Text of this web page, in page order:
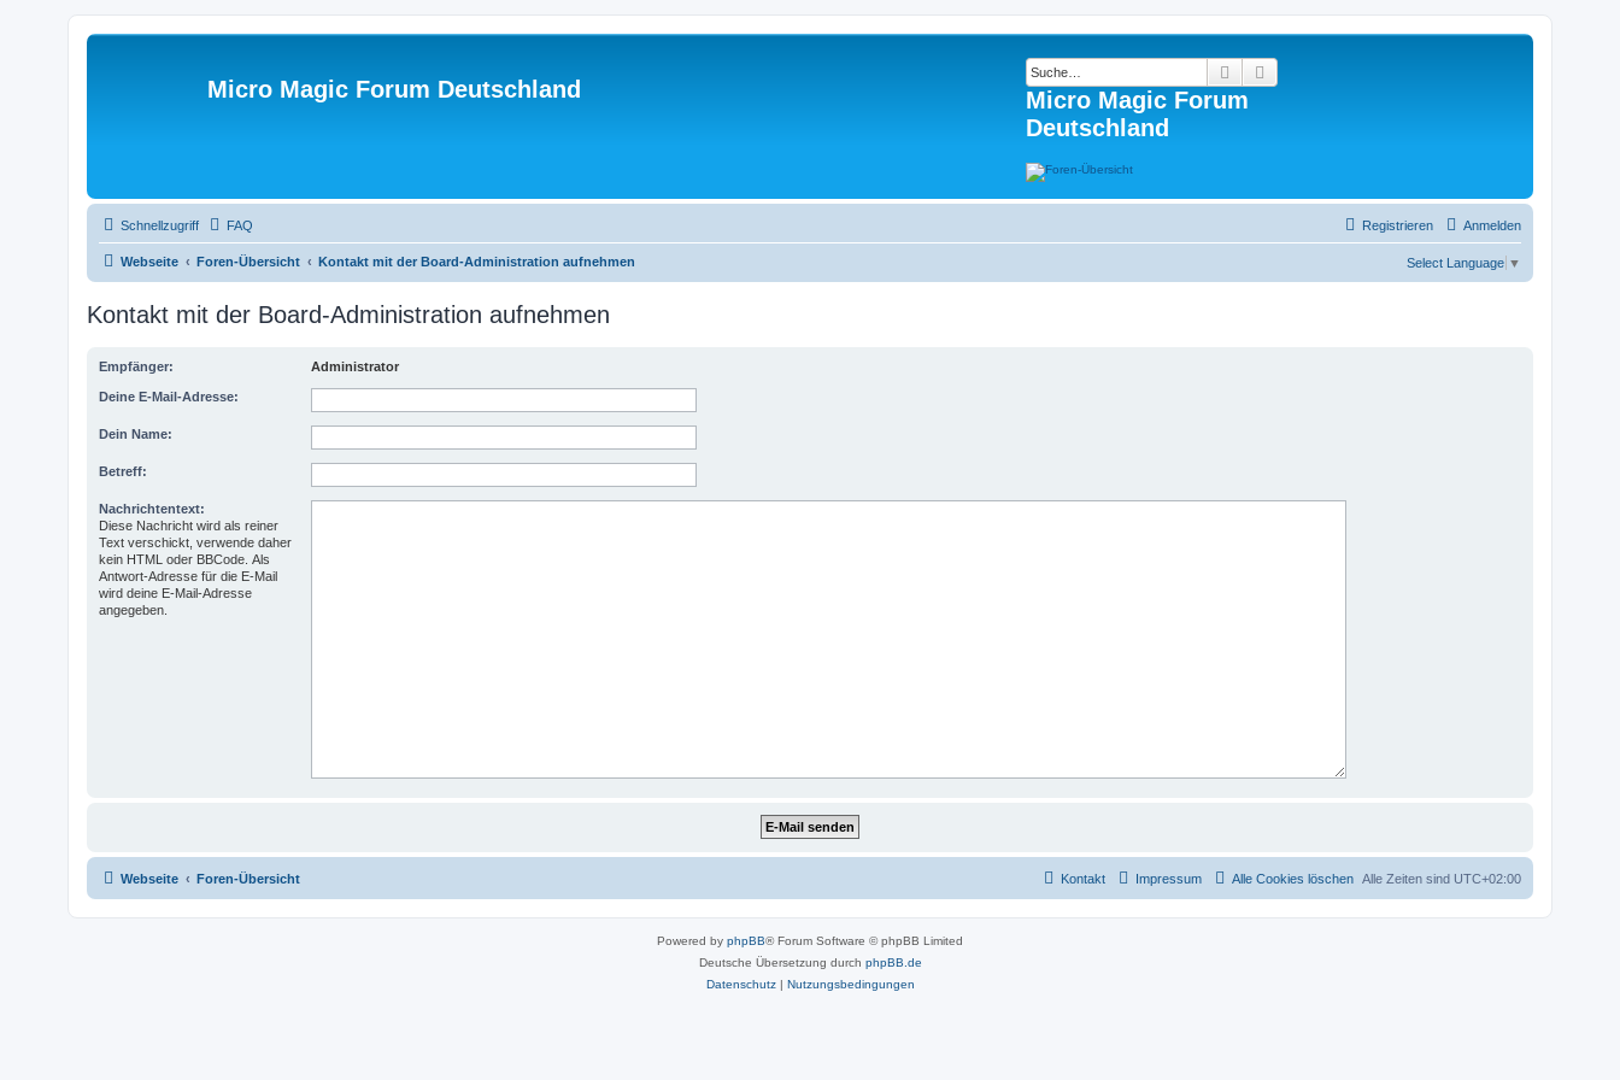
Micro Magic Forum Deutschland
Suche
Micro Magic Forum
Deutschland
Schnellzugriff FAQ Anmelden
Registrieren
Webseite Foren-Übersicht Kontakt mit der Board-Administration aufnehmen Select Language ▼
Kontakt mit der Board-Administration aufnehmen
Empfänger: Administrator
Deine E-Mail-Adresse:
Dein Name:
Betreff:
Nachrichtentext:
Diese Nachricht wird als reiner
Text verschickt, verwende daher
kein HTML oder BBCode. Als
Antwort-Adresse für die E-Mail
wird deine E-Mail-Adresse
angegeben.
Webseite Foren-Übersicht Alle Zeiten sind UTC+02:00
Alle Cookies löschen
Impressum
Kontakt
Powered by phpBB® Forum Software © phpBB Limited
Deutsche Übersetzung durch phpBB.de
Datenschutz| Nutzungsbedingungen